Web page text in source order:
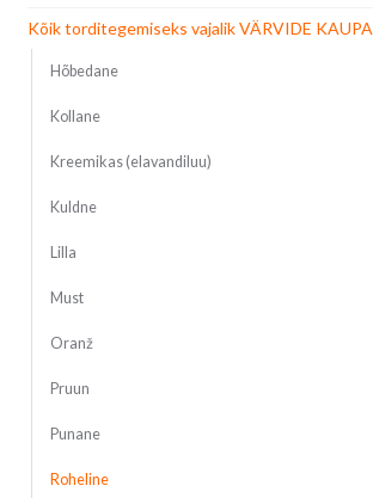
Kõik torditegemiseks vajalik VÄRVIDE KAUPA
Hõbedane
Kollane
Kreemikas (elavandiluu)
Kuldne
Lilla
Must
Oranž
Pruun
Punane
Roheline